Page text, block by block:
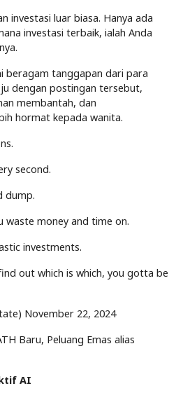
investasi luar biasa. Hanya ada
investasi terbaik, ialah Anda
beragam tanggapan dari para
dengan postingan tersebut,
membantah, dan
hormat kepada wanita.
second.
dump.
waste money and time on.
investments.
out which is which, you gotta be
November 22, 2024
Baru, Peluang Emas alias
AI